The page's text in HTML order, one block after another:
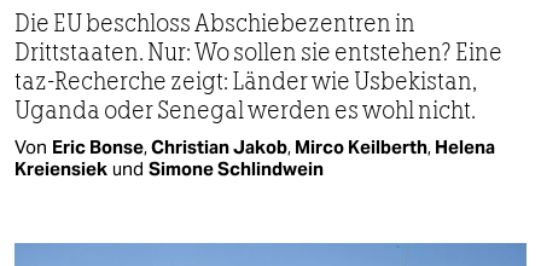
Die EU beschloss Abschiebezentren in
Drittstaaten. Nur: Wo sollen sie entstehen? Eine
taz-Recherche zeigt: Länder wie Usbekistan,
Uganda oder Senegal werden es wohl nicht.
Von Eric Bonse,Christian Jakob, Mirco Keilberth, Helena
Kreiensiek und Simone Schlindwein